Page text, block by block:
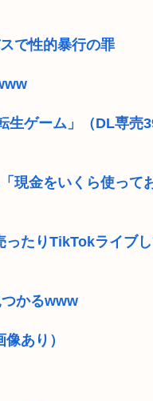
で性的暴行の罪
生ゲーム」（DL専売
現金をいくら使って
たりTikTokライブ
つかるwww
あり）